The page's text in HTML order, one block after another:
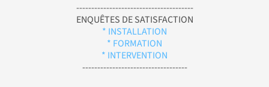
---------------------------------------
ENQUÊTES DE SATISFACTION
* INSTALLATION
* FORMATION
* INTERVENTION
-----------------------------------